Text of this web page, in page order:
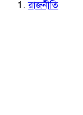
রাজনীতি